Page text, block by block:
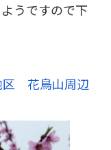
うですので下
花鳥山周辺